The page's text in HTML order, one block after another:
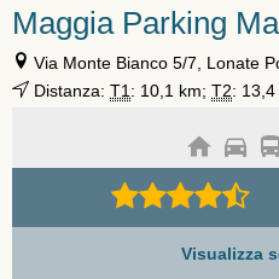
Maggia Parking
Via Monte Bianco 5/7, Lonate
Distanza: T1 : 10,1 km; T2: 13,4
Visualizza